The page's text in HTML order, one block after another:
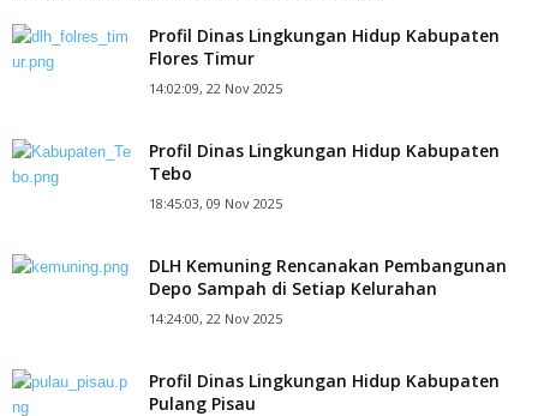
Profil Dinas Lingkungan Hidup Kabupaten
Flores Timur
14:02:09, 22 Nov 2025
Profil Dinas Lingkungan Hidup Kabupaten
Tebo
18:45:03, 09 Nov 2025
DLH Kemuning Rencanakan Pembangunan
Depo Sampah di Setiap Kelurahan
14:24:00, 22 Nov 2025
Profil Dinas Lingkungan Hidup Kabupaten
Pulang Pisau